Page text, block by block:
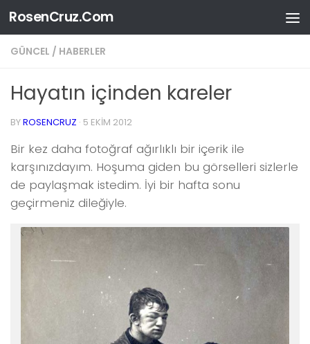
Skip to content
RosenCruz.Com
GÜNCEL / HABERLER
Hayatın içinden kareler
BYROSENCRUZ · 5 EKIM 2012
Bir kez daha fotoğraf ağırlıklı bir içerik ile
karşınızdayım. Hoşuma giden bu görselleri sizlerle
de paylaşmak istedim. İyi bir hafta sonu
geçirmeniz dileğiyle.